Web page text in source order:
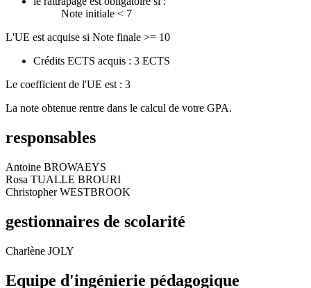
Note initiale < 7
L'UE est acquise si Note finale >= 10
Crédits ECTS acquis : 3 ECTS
Le coefficient de l'UE est : 3
La note obtenue rentre dans le calcul de votre GPA.
responsables
Antoine BROWAEYS
Rosa TUALLE BROURI
Christopher WESTBROOK
gestionnaires de scolarité
Charlène JOLY
Equipe d'ingénierie pédagogique